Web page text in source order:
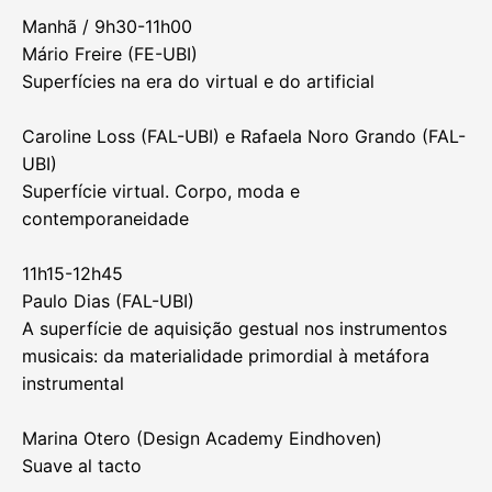
Manhã / 9h30-11h00
Mário Freire (FE-UBI)
Superfícies na era do virtual e do artificial
Caroline Loss (FAL-UBI) e Rafaela Noro Grando (FAL-
UBI)
Superfície virtual. Corpo, moda e
contemporaneidade
11h15-12h45
Paulo Dias (FAL-UBI)
A superfície de aquisição gestual nos instrumentos
musicais: da materialidade primordial à metáfora
instrumental
Marina Otero (Design Academy Eindhoven)
Suave al tacto